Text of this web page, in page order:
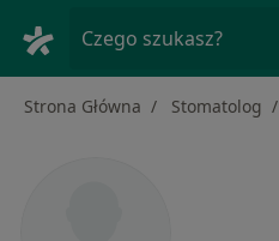
Czego szukasz?
Strona Główna Stomatolog